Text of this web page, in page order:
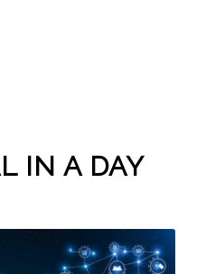
IN A DAY